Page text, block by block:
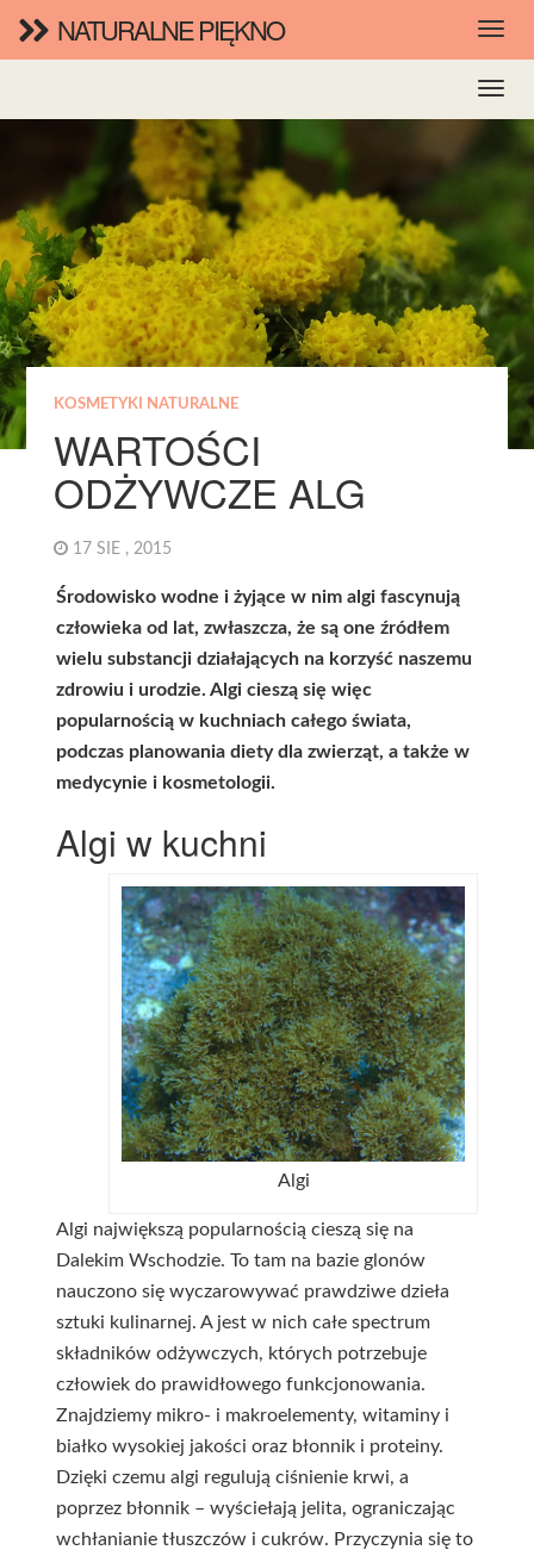
NATURALNE PIĘKNO
KOSMETYKI NATURALNE
WARTOŚCI
ODŻYWCZE ALG
17 SIE , 2015
Środowisko wodne i żyjące w nim algi fascynują
człowieka od lat, zwłaszcza, że są one źródłem
wielu substancji działających na korzyść naszemu
zdrowiu i urodzie. Algi cieszą się więc
popularnością w kuchniach całego świata,
podczas planowania diety dla zwierząt, a także w
medycynie i kosmetologii.
Algi w kuchni
Algi
Algi największą popularnością cieszą się na
Dalekim Wschodzie. To tam na bazie glonów
nauczono się wyczarowywać prawdziwe dzieła
sztuki kulinarnej. A jest w nich całe spectrum
składników odżywczych, których potrzebuje
człowiek do prawidłowego funkcjonowania.
Znajdziemy mikro- i makroelementy, witaminy i
białko wysokiej jakości oraz błonnik i proteiny.
Dzięki czemu algi regulują ciśnienie krwi, a
poprzez błonnik – wyściełają jelita, ograniczając
wchłanianie tłuszczów i cukrów. Przyczynia się to